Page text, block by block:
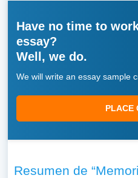
Have no time to
essay?
Well, we do.
We will write an essay sample
PLACE
Resumen de